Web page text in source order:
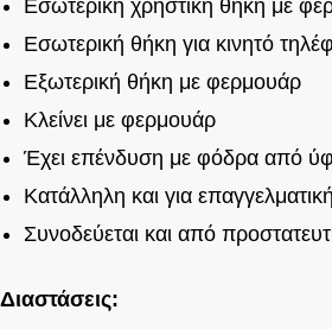
Εσωτερική χρηστική θήκη με
Εσωτερική θήκη για κινητό
Εξωτερική θήκη με φερμουάρ
Κλείνει με φερμουάρ
Έχει επένδυση με φόδρα από
Κατάλληλη και για
Συνοδεύεται και από
Διαστάσεις: